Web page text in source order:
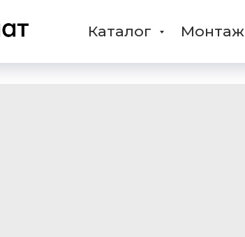
Каталог Монтаж